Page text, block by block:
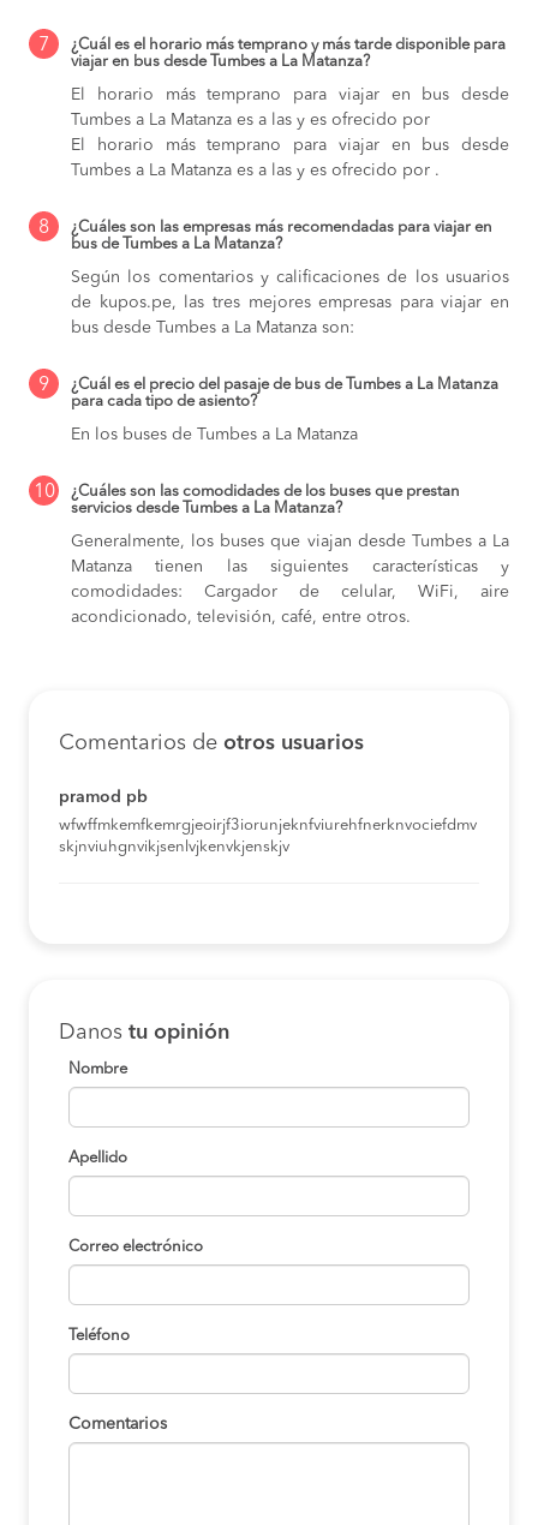
7
¿Cuál es el horario más temprano y más tarde disponible para
viajar en bus desde Tumbes a La Matanza?
El horario más temprano para viajar en bus desde
Tumbes a La Matanza es a las y es ofrecido por
El horario más temprano para viajar en bus desde
Tumbes a La Matanza es a las y es ofrecido por .
8
¿Cuáles son las empresas más recomendadas para viajar en
bus de Tumbes a La Matanza?
Según los comentarios y calificaciones de los usuarios
de kupos.pe, las tres mejores empresas para viajar en
bus desde Tumbes a La Matanza son:
9
¿Cuál es el precio del pasaje de bus de Tumbes a La Matanza
para cada tipo de asiento?
En los buses de Tumbes a La Matanza
10
¿Cuáles son las comodidades de los buses que prestan
servicios desde Tumbes a La Matanza?
Generalmente, los buses que viajan desde Tumbes a La
Matanza tienen las siguientes características y
comodidades: Cargador de celular, WiFi, aire
acondicionado, televisión, café, entre otros.
Comentarios de otros usuarios
pramod pb
wfwffmkemfkemrgjeoirjf3iorunjeknfviurehfnerknvociefdmv
skjnviuhgnvikjsenlvjkenvkjenskjv
Danos tu opinión
Nombre
Apellido
Correo electrónico
Teléfono
Comentarios